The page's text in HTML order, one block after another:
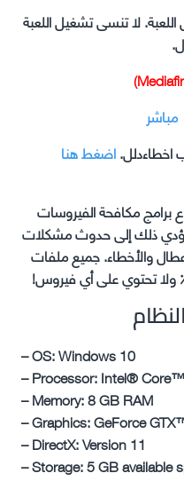
اللعبة. لا تنسى تشغيل اللعبة
اخطاءدلل.اضغط هنا
برامج مكافحة الفيروسات
ذلك إلى حدوث مشكلات
والأخطاء. جميع ملفات
– OS: Windows 10
– Processor: Intel®
– Memory: 8 GB RAM
– Graphics: GeForce
– DirectX: Version 11
– Storage: 5 GB available